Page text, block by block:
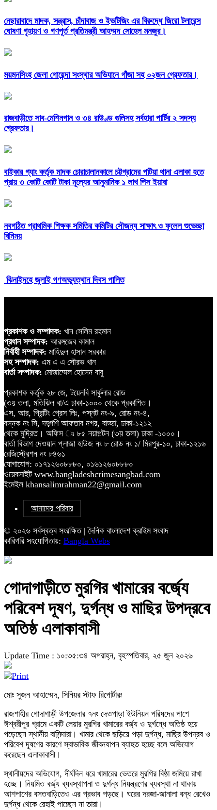
নেছারাবাদে মাদক, সন্ত্রাস, চাঁদাবাজ ও ইভটিজিং এর বিরুদ্ধে জিরো টলারেন্স
ঘোষণা গৃহায়ণ ও গণপূর্ত প্রতিমন্ত্রী আহম্মদ সোহেল মনজুর।
ময়মনসিংহ জেলা গোয়েন্দা সংস্থার অভিযানে গাঁজা সহ ০২জন গ্রেফতার।
রাজবাড়ীতে সাব-মেশিনগান ও ৩৪ রাউণ্ড গুলিসহ সর্বহারা পার্টির ২ সদস্য
গ্রেফতার।
বাইকার গ্যাং কর্তৃক মাদক চোরাচালানকালে চট্টগ্রামের পটিয়া থানা এলাকা হতে
প্রায় ৩ কোটি কোটি টাকা মূল্যের আনুমানিক ১ লাখ পিস ইয়াবা
নবগঠিত প্রাথমিক শিক্ষক সমিতির কমিটির সৌজন্য সাক্ষাৎ ও ফুলেল শুভেচ্ছা
বিনিময়
ঝিনাইদহে জুলাই গণঅভ্যুত্থান দিবস পালিত
প্রকাশক ও সম্পাদক: খান সেলিম রহমান
প্রধান সম্পাদক: আরঙ্গজেব কামাল
নির্বাহী সম্পাদক: মাহিদুল হাসান সরকার
সহ সম্পাদক: এম এ এ সৌরভ খান
বার্তা সম্পাদক: মোজাম্মেল হোসেন বাবু
প্রকাশক কর্তৃক ২৮ জে, টয়েনবি সার্কুলার রোড
(৩য় তলা, মতিঝিল বা/এ ঢাকা-১০০০ থেকে প্রকাশিত।
এস, আর, প্রিন্টিং প্রেস লিঃ, পস্নট নং-৯, রোড নং-৪,
বস্নক নং সি, দড়্গণি আফতাব নগর, বাড্ডা, ঢাকা-১২১২
থেকে মুদ্রিত। অফিস ঃ ৮৫ নয়াপল্টন (৩য় তলা) ঢাকা -১০০০।
বার্তা বিভাগ দেওয়ান প্লাজা হাউজ নং ৮ রোড নং ১/ মিরপুর-১০, ঢাকা-১২১৬
রেজিস্ট্রেশন নং ৮৪৬১
যোগাযোগ: ০১৭১২৬০৮৮৮০, ০১৬১২৬০৮৮৮০
ওয়েবসাইট www.bangladeshcrimesangbad.com
ইমেইল khansalimrahman22@gmail.com
আমাদের পরিবার
© ২০২৬ সর্বস্বত্ব সংরক্ষিত | দৈনিক বাংলাদেশ ক্রাইম সংবাদ
কারিগরি সহযোগিতায়: Bangla Webs
গোদাগাড়ীতে মুরগির খামারের বর্জ্যে
পরিবেশ দূষণ, দুর্গন্ধ ও মাছির উপদ্রবে
অতিষ্ঠ এলাকাবাসী
Update Time : ১০:৩৫:৩৪ অপরাহ্ন, বৃহস্পতিবার, ২৫ জুন ২০২৬
মোঃ সুজন আহাম্মেদ, সিনিয়র স্টাফ রিপোর্টারঃ
রাজশাহীর গোদাগাড়ী উপজেলার ৭নং দেওপাড়া ইউনিয়ন পরিষদের পাশে
ঈশ্বরীপুর গ্রামে একটি লেয়ার মুরগির খামারের বর্জ্য ও দুর্গন্ধে অতিষ্ঠ হয়ে
পড়েছেন স্থানীয় বাসিন্দারা। খামার থেকে ছড়িয়ে পড়া দুর্গন্ধ, মাছির উপদ্রব ও
পরিবেশ দূষণের কারণে স্বাভাবিক জীবনযাপন ব্যাহত হচ্ছে বলে অভিযোগ
করেছেন এলাকাবাসী।
স্থানীয়দের অভিযোগ, দীর্ঘদিন ধরে খামারের ভেতরে মুরগির বিষ্ঠা জমিয়ে রাখা
হচ্ছে। নিয়মিত বর্জ্য ব্যবস্থাপনা ও দুর্গন্ধ নিয়ন্ত্রণের ব্যবস্থা না থাকায়
আশপাশের বসতবাড়িতেও এর প্রভাব পড়ছে। ঘরের দরজা-জানালা বন্ধ রেখেও
দুর্গন্ধ থেকে রেহাই পাচ্ছেন না তারা।